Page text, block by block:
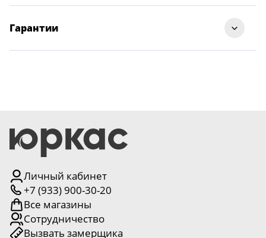
Гарантии
Личный кабинет
+7 (933) 900-30-20
Все магазины
Сотрудничество
Вызвать замерщика